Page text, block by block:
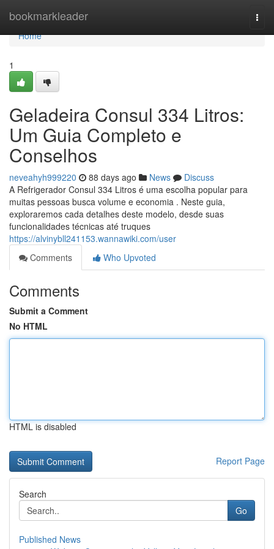
bookmarkleader
Home
Home
1
Geladeira Consul 334 Litros:
Um Guia Completo e
Conselhos
neveahyh999220 88 days ago News
Discuss
A Refrigerador Consul 334 Litros é uma escolha popular para
muitas pessoas busca volume e economia . Neste guia,
exploraremos cada detalhes deste modelo, desde suas
funcionalidades técnicas até truques
https://alvinybll241153.wannawiki.com/user
Comments
Who Upvoted
Comments
Submit a Comment
No HTML
HTML is disabled
Report Page
Search
Go
Published News